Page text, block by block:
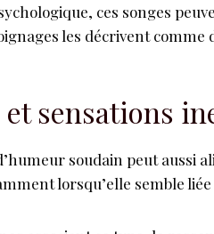
ces songes
les décrivent comme
sensations
soudain peut aussi
lorsqu’elle semble